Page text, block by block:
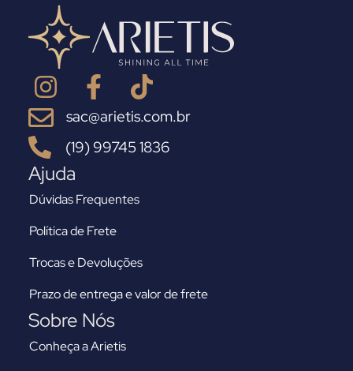
sac@arietis.com.br
(19) 99745 1836
Ajuda
Dúvidas Frequentes
Política de Frete
Trocas e Devoluções
Prazo de entrega e valor de frete
Sobre Nós
Conheça a Arietis